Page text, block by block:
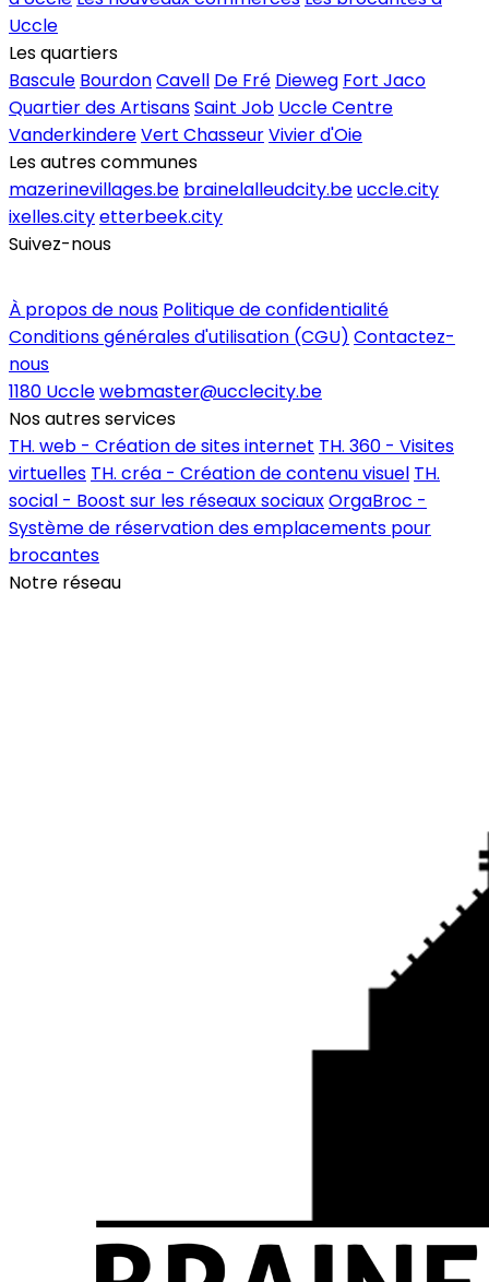
Uccle
Les quartiers
Bascule BourdonCavell De Fré Dieweg Fort Jaco
Quartier des ArtisansSaint Job Uccle Centre
VanderkindereVert ChasseurVivier d'Oie
Les autres communes
mazerinevillages.be brainelalleudcity.beuccle.city
ixelles.cityetterbeek.city
Suivez-nous
À propos de nous Politique de confidentialité
Conditions générales d'utilisation (CGU) Contactez-
nous
1180 Ucclewebmaster@ucclecity.be
Nos autres services
TH. web - Création de sites internet TH. 360 - Visites
virtuelles TH. créa - Création de contenu visuel TH.
social - Boost sur les réseaux sociauxOrgaBroc -
Système de réservation des emplacements pour
brocantes
Notre réseau